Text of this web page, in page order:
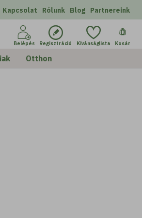
Kapcsolat Rólunk Blog Partnereink
Belépés Regisztráció Kívánságlista
0
Kosár
Otthon